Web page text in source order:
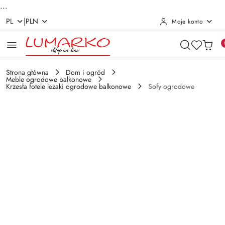
...
Przejdź do treści głównej
Przejdź do wyszukiwarki
Przejdź do moje konto
Przejdź do menu głównego
Przejdź do opisu produktu
Przejdź do stopki
PL |PLN Moje konto
Strona główna Dom i ogród
Meble ogrodowe balkonowe
Krzesła fotele leżaki ogrodowe balkonowe Sofy ogrodowe